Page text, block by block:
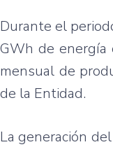
Durante el
GWh de energía
mensual de
de la Entidad.
La generación